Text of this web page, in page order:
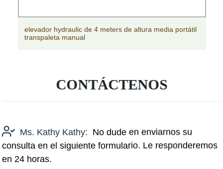
elevador hydraulic de 4 meters de altura media portátil
transpaleta manual
CONTÁCTENOS
Ms. Kathy Kathy: No dude en enviarnos su
consulta en el siguiente formulario. Le responderemos
en 24 horas.